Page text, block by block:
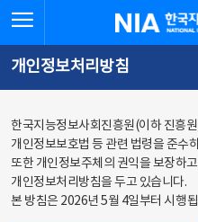
바로가기
바로가기
한국지능정보
개인정보처리방침
한국지능정보사회진흥원(이하 진흥
개인정보보호법 등 관련 법령을 준수
또한 개인정보주체의 권익을 보장하
개인정보처리방침을 두고 있습니다.
본 방침은 2026년 5월 4일부터 시행